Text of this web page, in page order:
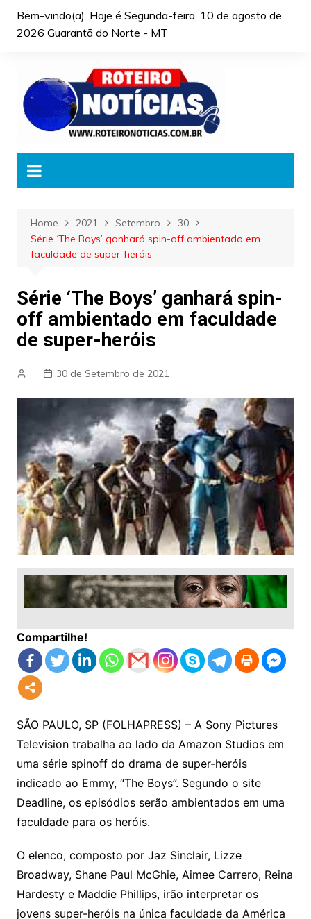
Bem-vindo(a). Hoje é Segunda-feira, 10 de agosto de
2026 Guarantã do Norte - MT
Home 2021 Setembro
30
Série ‘The Boys’ ganhará spin-off ambientado em
faculdade de super-heróis
Série ‘The Boys’ ganhará spin-
off ambientado em faculdade
de super-heróis
30 de Setembro de 2021
Compartilhe!
SÃO PAULO, SP (FOLHAPRESS) – A Sony Pictures
Television trabalha ao lado da Amazon Studios em
uma série spinoff do drama de super-heróis
indicado ao Emmy, “The Boys”. Segundo o site
Deadline, os episódios serão ambientados em uma
faculdade para os heróis.
O elenco, composto por Jaz Sinclair, Lizze
Broadway, Shane Paul McGhie, Aimee Carrero, Reina
Hardesty e Maddie Phillips, irão interpretar os
jovens super-heróis na única faculdade da América